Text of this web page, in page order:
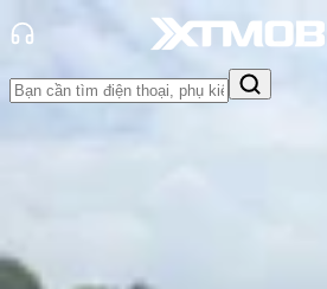
mãi